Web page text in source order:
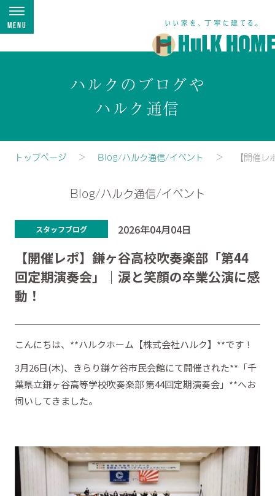
Menu
ハルクのブログや
ハルク通信
トップページ Blog/ハルク通信/イベント 【開催
Blog/ハルク通信/イベント
スタッフブログ 2026年04月04日
【開催レポ】鎌ヶ谷高校吹奏楽部「第44
回定期演奏会」｜涙と笑顔の卒業公演に感
動！
こんにちは、**ハルクホーム【株式会社ハルク】**です！
3月26日(木)、きらり鎌ケ谷市民会館にて開催された**「千
葉県立鎌ヶ谷高等学校吹奏楽部 第44回定期演奏会」**へお
伺いしてきました。